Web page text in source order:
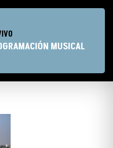
MUSICAL